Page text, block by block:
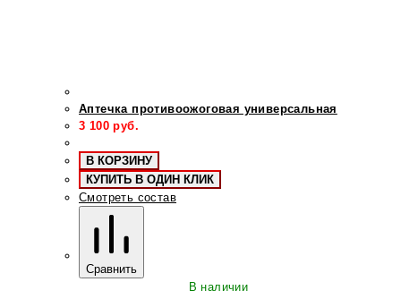
Аптечка противоожоговая универсальная
3 100 руб.
В КОРЗИНУ
КУПИТЬ В ОДИН КЛИК
Смотреть состав
Сравнить
В наличии